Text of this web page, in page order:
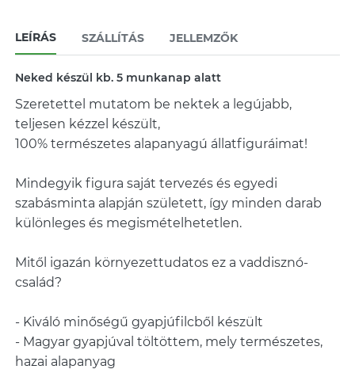
LEÍRÁS SZÁLLÍTÁS JELLEMZŐK
Neked készül kb. 5 munkanap alatt
Szeretettel mutatom be nektek a legújabb,
teljesen kézzel készült,
100% természetes alapanyagú állatfiguráimat!
Mindegyik figura saját tervezés és egyedi
szabásminta alapján született, így minden darab
különleges és megismételhetetlen.
Mitől igazán környezettudatos ez a vaddisznó-
család?
- Kiváló minőségű gyapjúfilcből készült
- Magyar gyapjúval töltöttem, mely természetes,
hazai alapanyag